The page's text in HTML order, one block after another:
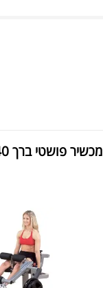
מכשיר פושטי ברך CEC-340